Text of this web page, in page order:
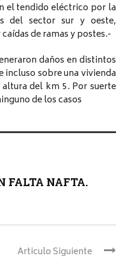
el tendido eléctrico por la
del sector sur y oeste,
de ramas y postes.-
daños en distintos
incluso sobre una vivienda
del km 5. Por suerte
de los casos
FALTA NAFTA.
Articulo Siguiente